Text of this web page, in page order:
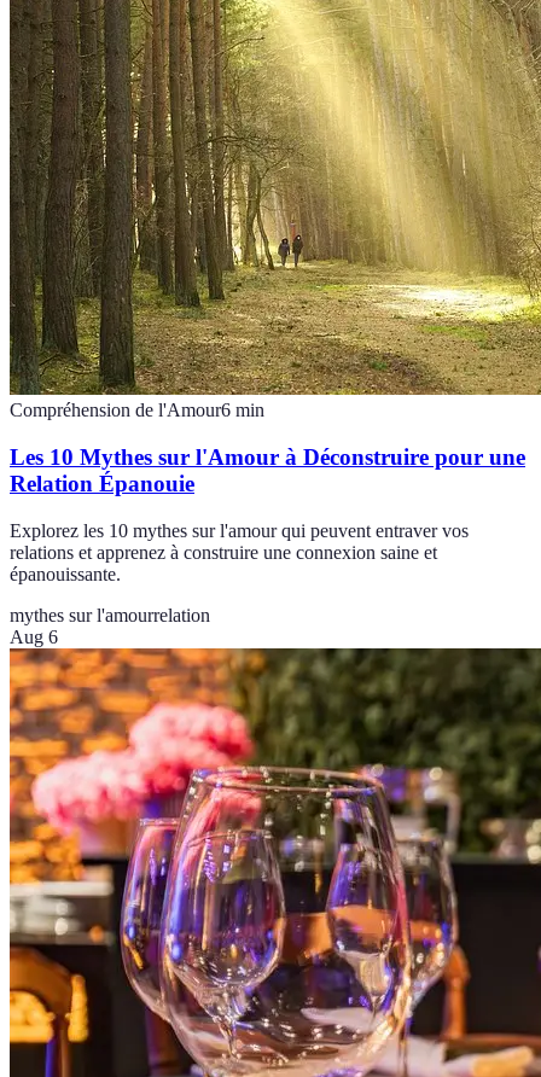
Compréhension de l'Amour6 min
Les 10 Mythes sur l'Amour à Déconstruire pour une
Relation Épanouie
Explorez les 10 mythes sur l'amour qui peuvent entraver vos
relations et apprenez à construire une connexion saine et
épanouissante.
mythes sur l'amourrelation
Aug 6